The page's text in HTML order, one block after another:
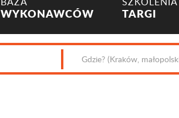
WYKONAWCÓW TARGI